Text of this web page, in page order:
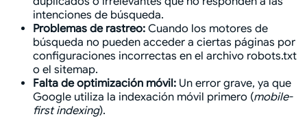
intenciones de búsqueda.
Problemas de rastreo: Cuando los motores de
búsqueda no pueden acceder a ciertas páginas por
configuraciones incorrectas en el archivo robots.txt
o el sitemap.
Falta de optimización móvil: Un error grave, ya que
Google utiliza la indexación móvil primero (mobile-
first indexing).